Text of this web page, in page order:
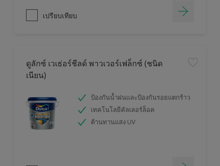
เปรียบเทียบ
ดูลักซ์ เวเธ่อร์ชีลด์ พาวเวอร์เฟล็กซ์ (ชนิด
เนียน)
ป้องกันน้ำฝนและป้องกันรอยแตกร้าว
เทคโนโลยีคัลเลอร์ล็อค
ต้านทานแสง UV